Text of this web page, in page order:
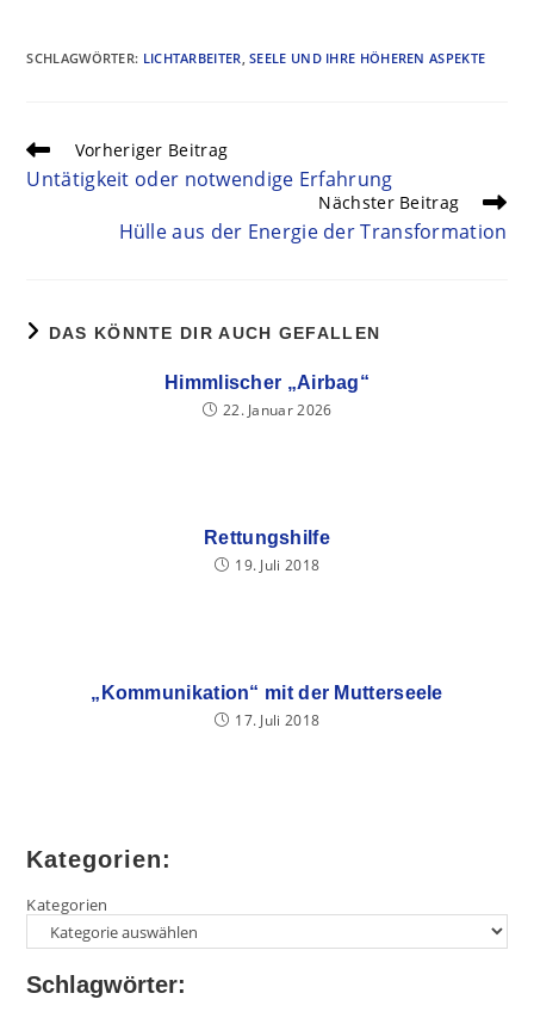
SCHLAGWÖRTER: LICHTARBEITER, SEELE UND IHRE HÖHEREN ASPEKTE
Vorheriger Beitrag
Untätigkeit oder notwendige Erfahrung
Nächster Beitrag
Hülle aus der Energie der Transformation
DAS KÖNNTE DIR AUCH GEFALLEN
Himmlischer „Airbag“
22. Januar 2026
Rettungshilfe
19. Juli 2018
„Kommunikation“ mit der Mutterseele
17. Juli 2018
Kategorien:
Kategorien
Schlagwörter: